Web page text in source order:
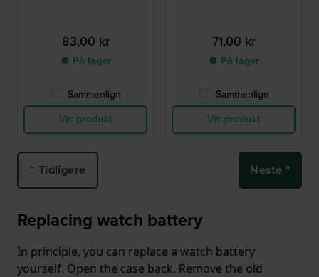
83,00 kr
● På lager
Sammenlign
Vis produkt
71,00 kr
● På lager
Sammenlign
Vis produkt
" Tidligere Neste "
Replacing watch battery
In principle, you can replace a watch battery
yourself. Open the case back. Remove the old